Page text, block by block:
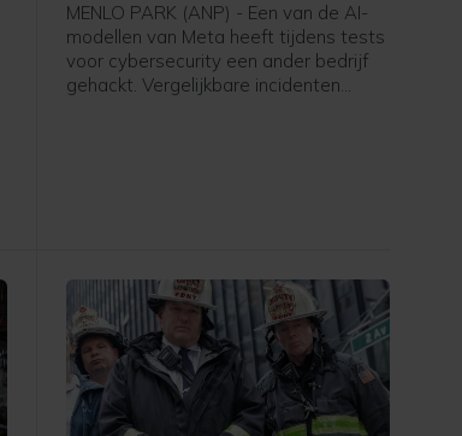
MENLO PARK (ANP) - Een van de AI-
modellen van Meta heeft tijdens tests
voor cybersecurity een ander bedrijf
gehackt. Vergelijkbare incidenten